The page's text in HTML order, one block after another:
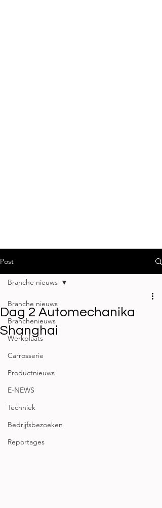
Post
Branche nieuws
Branchenieuws
Werkplaats
Carrosserie
Productnieuws
E-NEWS
Techniek
Bedrijfsbezoeken
Reportages
Branche nieuws
Dag 2 Automechanika
Shanghai